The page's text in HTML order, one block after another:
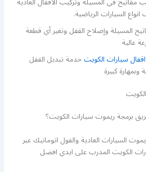
السيارات الرياضية.
المسيلة وإصلاح القفل وتغير أي قطعة
عالية
سيارات الكويتخدمة تبديل القفل
كبيرة
برمجة ريموت سيارات الكويت؟
السيارات العادية والفول اتوماتيك عبر
الكويت المدرب على ايدي افضل